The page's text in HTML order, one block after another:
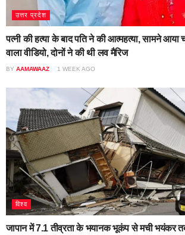
उत्तर प्रदेश
पत्नी की हत्या के बाद पति ने की आत्महत्या, सामने आया
वाला वीडियो, दोनों ने की थी लव मैरिज
BY AAMAWAAZ 1 WEEK AGO
विश्व
जापान में 7.1 तीव्रता के भयानक भूकंप से मची भयंकर